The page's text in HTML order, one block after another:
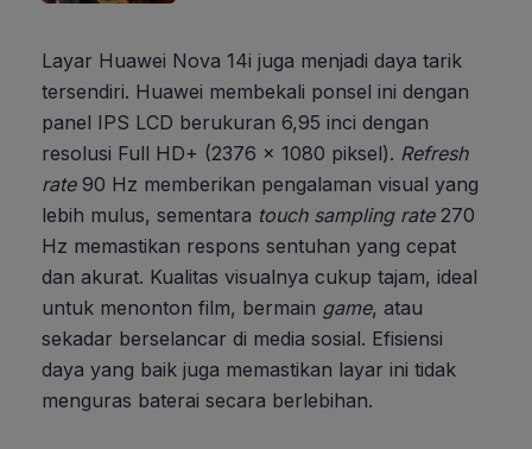
Layar Huawei Nova 14i juga menjadi daya tarik
tersendiri. Huawei membekali ponsel ini dengan
panel IPS LCD berukuran 6,95 inci dengan
resolusi Full HD+ (2376 x 1080 piksel). Refresh
rate90 Hz memberikan pengalaman visual yang
lebih mulus, sementara touch sampling rate270
Hz memastikan respons sentuhan yang cepat
dan akurat. Kualitas visualnya cukup tajam, ideal
untuk menonton film, bermain game, atau
sekadar berselancar di media sosial. Efisiensi
daya yang baik juga memastikan layar ini tidak
menguras baterai secara berlebihan.